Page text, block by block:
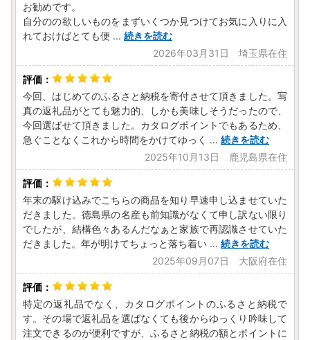
お勧めです。
自分のの欲しいものをまずいくつか見つけてお気に入りに入
れておけばとても便 ... 続きを読む
2026年03月31日 埼玉県在住
今回、はじめてのふるさと納税を寄付させて頂きました。写
真の返礼品がとても魅力的、しかも美味しそうだったので、
今回選ばせて頂きました。カタログポイントでもあるため、
急ぐことなくこれから時間をかけてゆっく ... 続きを読む
2025年10月13日 鹿児島県在住
年末の駆け込みでこちらの商品を知り早速申し込ませていた
だきました。徳島県の名産も前知識がなくて申し訳ない限り
でしたが、結構色々あるんだなぁと家族で再認識させていた
だきました。年が明けてちょっと落ち着い ... 続きを読む
2025年09月07日 大阪府在住
特定の返礼品でなく、カタログポイントのふるさと納税で
す。その場で返礼品を選ばなくても後からゆっくり吟味して
注文できるのが便利ですが、ふるさと納税の額とポイントに